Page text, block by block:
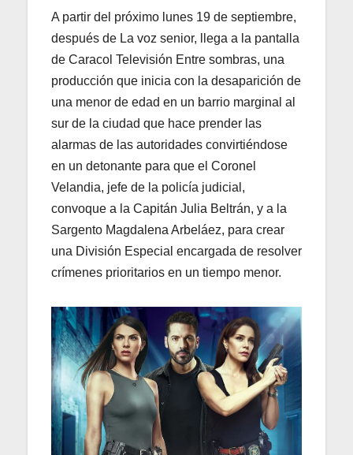
A partir del próximo lunes 19 de septiembre,
después de La voz senior, llega a la pantalla
de Caracol Televisión Entre sombras, una
producción que inicia con la desaparición de
una menor de edad en un barrio marginal al
sur de la ciudad que hace prender las
alarmas de las autoridades convirtiéndose
en un detonante para que el Coronel
Velandia, jefe de la policía judicial,
convoque a la Capitán Julia Beltrán, y a la
Sargento Magdalena Arbeláez, para crear
una División Especial encargada de resolver
crímenes prioritarios en un tiempo menor.